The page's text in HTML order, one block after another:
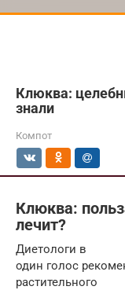
Клюква:
знали
Компот
Клюква:
лечит?
Диетологи в
один голос
растительного